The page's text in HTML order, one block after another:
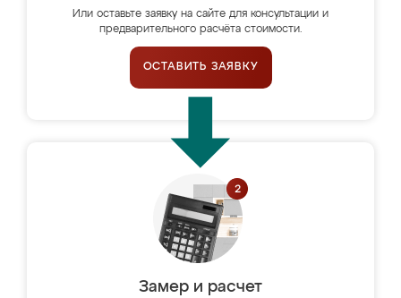
Или оставьте заявку на сайте для консультации и
предварительного расчёта стоимости.
ОСТАВИТЬ ЗАЯВКУ
Замер и расчет